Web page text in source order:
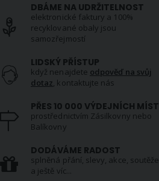
DBÁME NA UDRŽITELNOST
elektronické faktury a 100%
recyklované obaly jsou
samozřejmostí
LIDSKÝ PŘÍSTUP
když nenajdete odpověď na svůj
dotaz, kontaktujte nás
PŘES 10 000 VÝDEJNÍCH MÍST
prostřednictvím Zásilkovny nebo
Balíkovny
DODÁVÁME RADOST
splněná přání, slevy, akce, soutěže
a ještě víc...